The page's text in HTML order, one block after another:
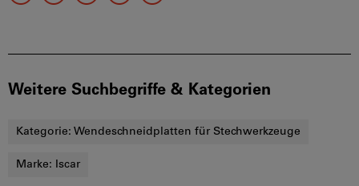
Weitere Suchbegriffe & Kategorien
Kategorie: Wendeschneidplatten für Stechwerkzeuge
Marke: Iscar